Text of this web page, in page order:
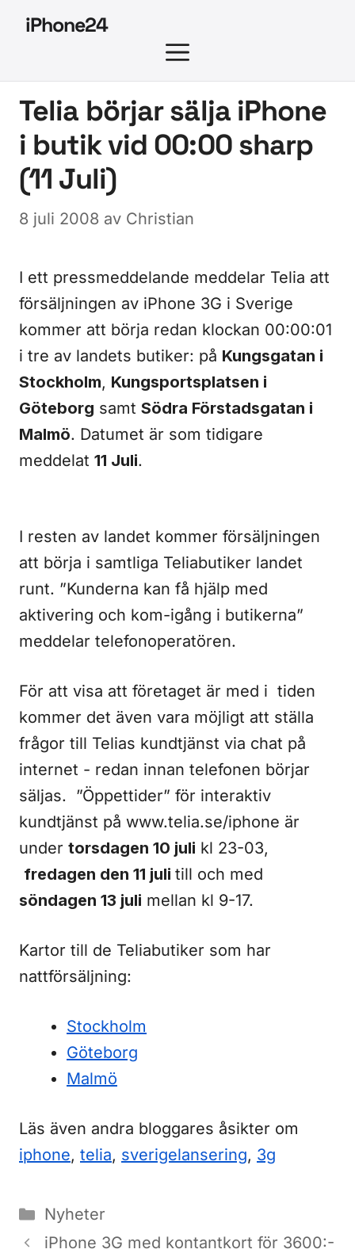
iPhone24
MENY
Telia börjar sälja iPhone
i butik vid 00:00 sharp
(11 Juli)
8 juli 2008 av Christian
I ett pressmeddelande meddelar Telia att
försäljningen av iPhone 3G i Sverige
kommer att börja redan klockan 00:00:01
i tre av landets butiker: på Kungsgatan i
Stockholm, Kungsportsplatsen i
Göteborg samt Södra Förstadsgatan i
Malmö. Datumet är som tidigare
meddelat 11 Juli.
I resten av landet kommer försäljningen
att börja i samtliga Teliabutiker landet
runt. ”Kunderna kan få hjälp med
aktivering och kom-igång i butikerna”
meddelar telefonoperatören.
För att visa att företaget är med i tiden
kommer det även vara möjligt att ställa
frågor till Telias kundtjänst via chat på
internet - redan innan telefonen börjar
säljas. ”Öppettider” för interaktiv
kundtjänst på www.telia.se/iphone är
under torsdagen 10 juli kl 23-03,
fredagen den 11 juli till och med
söndagen 13 juli mellan kl 9-17.
Kartor till de Teliabutiker som har
nattförsäljning:
Stockholm
Göteborg
Malmö
Läs även andra bloggares åsikter om
iphone, telia, sverigelansering, 3g
Kategorier
Nyheter
iPhone 3G med kontantkort för 3600:-